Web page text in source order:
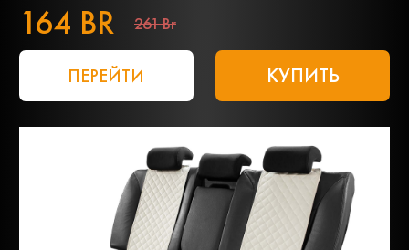
164 BR 261 Br
ПЕРЕЙТИ КУПИТЬ